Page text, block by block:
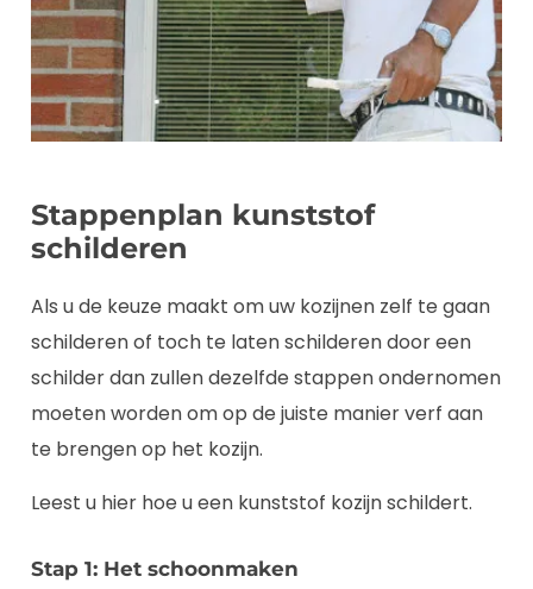
Stappenplan kunststof
schilderen
Als u de keuze maakt om uw kozijnen zelf te gaan
schilderen of toch te laten schilderen door een
schilder dan zullen dezelfde stappen ondernomen
moeten worden om op de juiste manier verf aan
te brengen op het kozijn.
Leest u hier hoe u een kunststof kozijn schildert.
Stap 1: Het schoonmaken